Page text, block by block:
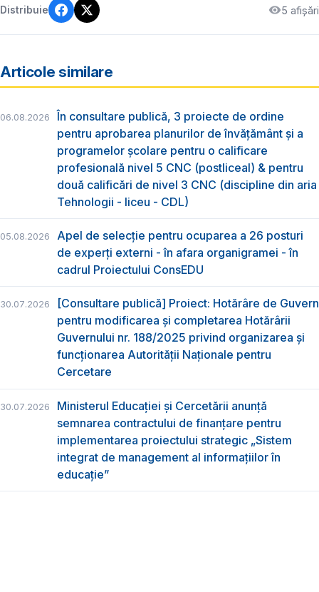
Distribuie 5 afișări
Articole similare
06.08.2026
În consultare publică, 3 proiecte de ordine
pentru aprobarea planurilor de învățământ și a
programelor școlare pentru o calificare
profesională nivel 5 CNC (postliceal) & pentru
două calificări de nivel 3 CNC (discipline din aria
Tehnologii - liceu - CDL)
05.08.2026
Apel de selecție pentru ocuparea a 26 posturi
de experți externi - în afara organigramei - în
cadrul Proiectului ConsEDU
30.07.2026
[Consultare publică] Proiect: Hotărâre de Guvern
pentru modificarea și completarea Hotărârii
Guvernului nr. 188/2025 privind organizarea şi
funcţionarea Autorităţii Naţionale pentru
Cercetare
30.07.2026
Ministerul Educației și Cercetării anunță
semnarea contractului de finanțare pentru
implementarea proiectului strategic „Sistem
integrat de management al informațiilor în
educație”